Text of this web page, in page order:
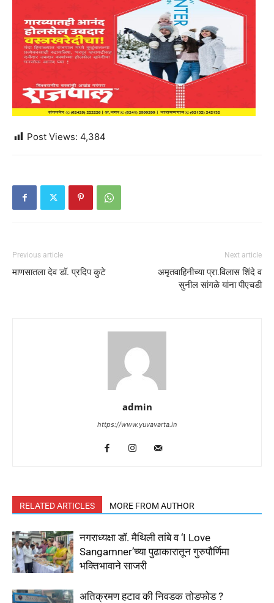
Post Views: 4,384
Previous article
माणसातला देव डॉ. प्रदिप कुटे
Next article
अमृतवाहिनीच्या प्रा.विलास शिंदे व
सुनील सांगळे यांना पीएचडी
admin
https://www.yuvavarta.in
RELATED ARTICLES MORE FROM AUTHOR
नगराध्यक्षा डॉ. मैथिली तांबे व ‘I Love
Sangamner’च्या पुढाकारातून गुरुपौर्णिमा
भक्तिभावाने साजरी
अतिक्रमण हटाव की निवडक तोडफोड ?